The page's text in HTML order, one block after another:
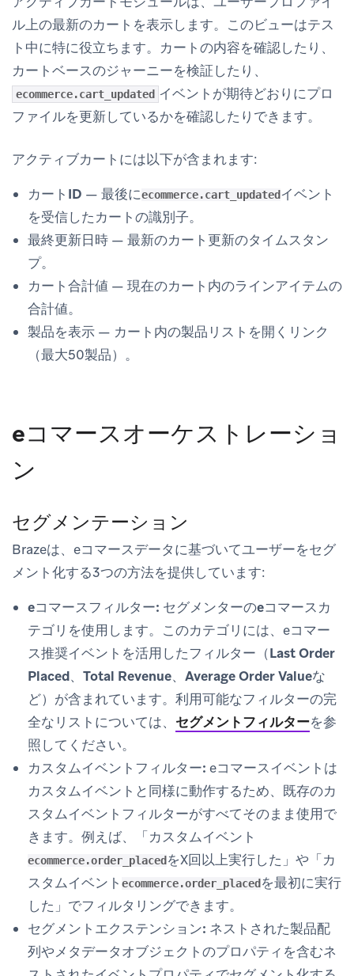
ル上の最新のカートを表示します。このビューはテス
ト中に特に役立ちます。カートの内容を確認したり、
カートベースのジャーニーを検証したり、
ecommerce.cart_updated イベントが期待どおりにプロ
ファイルを更新しているかを確認したりできます。
アクティブカート には以下が含まれます:
カートID — 最後にecommerce.cart_updatedイベント
を受信したカートの識別子。
最終更新日時 — 最新のカート更新のタイムスタン
プ。
カート合計値 — 現在のカート内のラインアイテムの
合計値。
製品を表示 — カート内の製品リストを開くリンク
（最大50製品）。
eコマースオーケストレーショ
ン
セグメンテーション
Brazeは、eコマースデータに基づいてユーザーをセグ
メント化する3つの方法を提供しています:
eコマースフィルター: セグメンターのeコマースカ
テゴリを使用します。このカテゴリには、eコマー
ス推奨イベントを活用したフィルター（Last Order
Placed、 Total Revenue、 Average Order Valueな
ど）が含まれています。利用可能なフィルターの完
全なリストについては、 セグメントフィルターを参
照してください。
カスタムイベントフィルター: eコマースイベントは
カスタムイベントと同様に動作するため、既存のカ
スタムイベントフィルターがすべてそのまま使用で
きます。例えば、「カスタムイベント
ecommerce.order_placed をX回以上実行した」や「カ
スタムイベント ecommerce.order_placed を最初に実行
した」でフィルタリングできます。
セグメントエクステンション: ネストされた製品配
列やメタデータオブジェクトのプロパティを含むネ